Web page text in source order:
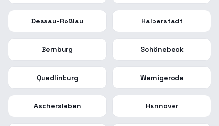
Dessau-Roßlau Halberstadt
Bernburg Schönebeck
Quedlinburg Wernigerode
Aschersleben Hannover